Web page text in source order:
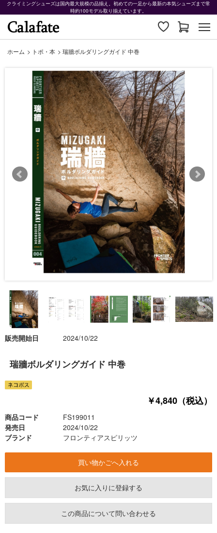
クライミングシューズは国内最大規模の品揃え。初めての一足から最新の本気シューズまで常
時約100モデル取り揃えています。
ホーム > トポ・本 > 瑞牆ボルダリングガイド 中巻
瑞牆ボルダリングガイド 中巻
￥4,840（税込）
商品コード
FS199011
発売日
2024/10/22
販売開始日 2024/10/22
ブランド フロンティアスピリッツ
お気に入りに登録する
この商品について問い合わせる